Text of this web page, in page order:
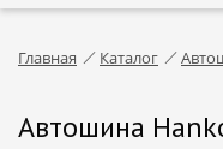
Главная Каталог
Автошина